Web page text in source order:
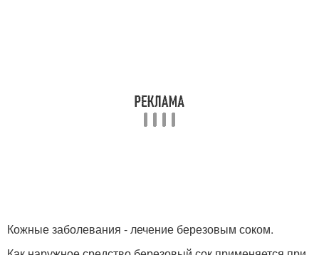
Кожные заболевания - лечение березовым соком.